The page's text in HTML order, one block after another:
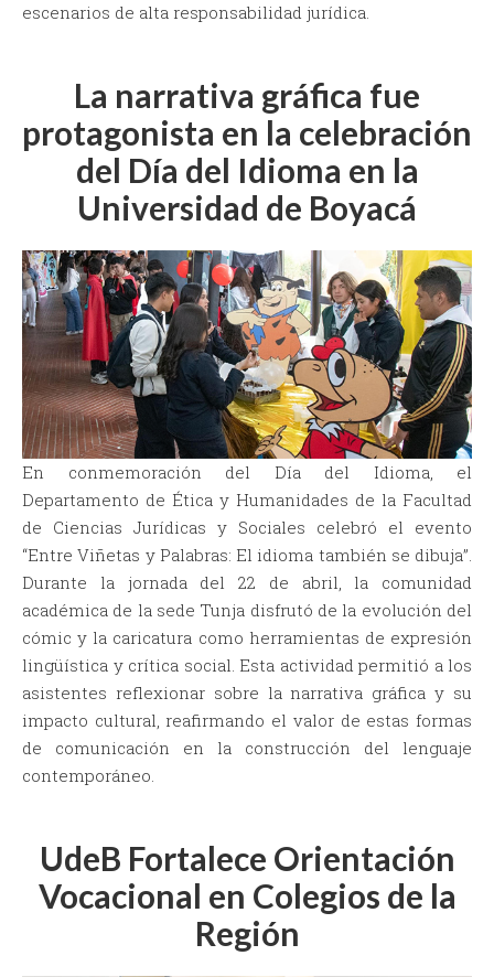
escenarios de alta responsabilidad jurídica.
La narrativa gráfica fue
protagonista en la celebración
del Día del Idioma en la
Universidad de Boyacá
En conmemoración del Día del Idioma, el
Departamento de Ética y Humanidades de la Facultad
de Ciencias Jurídicas y Sociales celebró el evento
“Entre Viñetas y Palabras: El idioma también se dibuja”.
Durante la jornada del 22 de abril, la comunidad
académica de la sede Tunja disfrutó de la evolución del
cómic y la caricatura como herramientas de expresión
lingüística y crítica social. Esta actividad permitió a los
asistentes reflexionar sobre la narrativa gráfica y su
impacto cultural, reafirmando el valor de estas formas
de comunicación en la construcción del lenguaje
contemporáneo.
UdeB Fortalece Orientación
Vocacional en Colegios de la
Región